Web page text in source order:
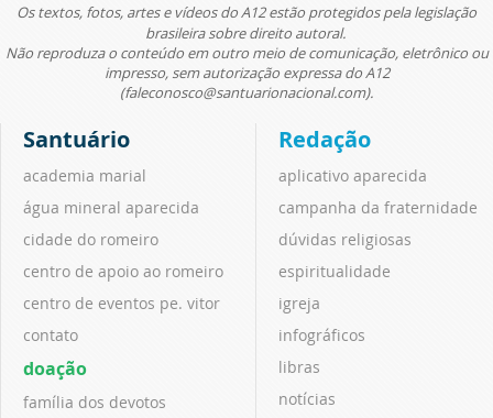
Os textos, fotos, artes e vídeos do A12 estão protegidos pela legislação
brasileira sobre direito autoral.
Não reproduza o conteúdo em outro meio de comunicação, eletrônico ou
impresso, sem autorização expressa do A12
(faleconosco@santuarionacional.com).
Santuário
academia marial
água mineral aparecida
cidade do romeiro
centro de apoio ao romeiro
centro de eventos pe. vitor
contato
doação
família dos devotos
Redação
aplicativo aparecida
campanha da fraternidade
dúvidas religiosas
espiritualidade
igreja
infográficos
libras
notícias